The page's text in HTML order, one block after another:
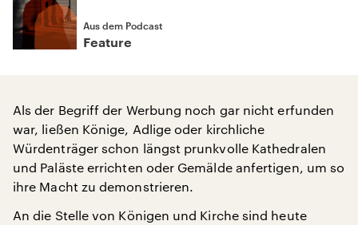
Aus dem Podcast
Feature
Als der Begriff der Werbung noch gar nicht erfunden
war, ließen Könige, Adlige oder kirchliche
Würdenträger schon längst prunkvolle Kathedralen
und Paläste errichten oder Gemälde anfertigen, um so
ihre Macht zu demonstrieren.
An die Stelle von Königen und Kirche sind heute